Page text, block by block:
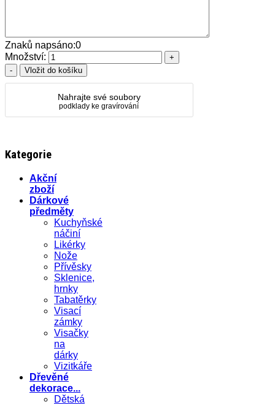
Znaků napsáno:0
Množství:
Nahrajte své soubory
podklady ke gravírování
Kategorie
Akční
zboží
Dárkové
předměty
Kuchyňské
náčiní
Likérky
Nože
Přívěsky
Sklenice,
hrnky
Tabatěrky
Visací
zámky
Visačky
na
dárky
Vizitkáře
Dřevěné
dekorace...
Dětská